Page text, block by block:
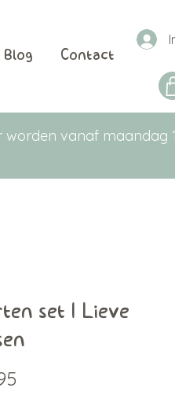
Blog Contact
worden vanaf maandag
set | Lieve